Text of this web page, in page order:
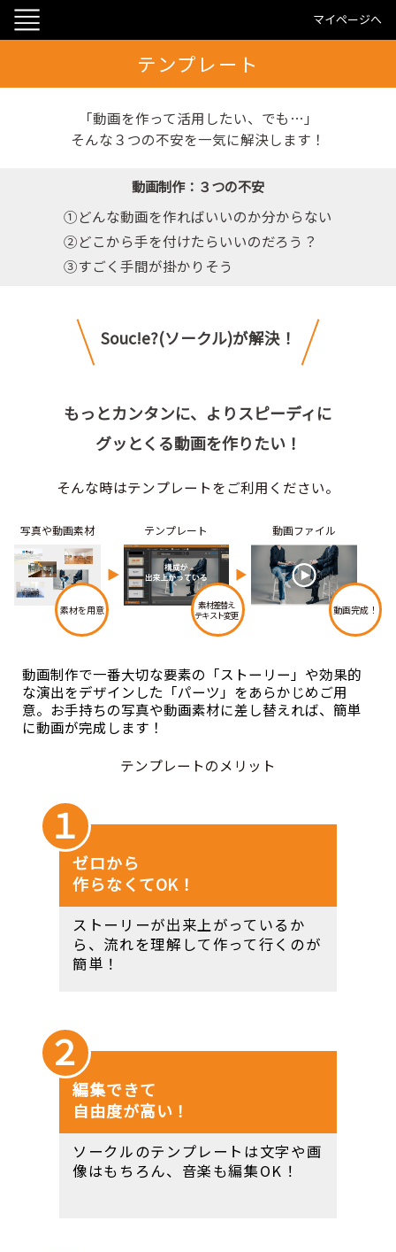
マイページへ
テンプレート
「動画を作って活用したい、でも…」
そんな３つの不安を一気に解決します！
動画制作：３つの不安
①どんな動画を作ればいいのか分からない
②どこから手を付けたらいいのだろう？
③すごく手間が掛かりそう
Souc!e?(ソークル)が解決！
もっとカンタンに、よりスピーディに
グッとくる動画を作りたい！
そんな時はテンプレートをご利用ください。
写真や動画素材
素材を用意
テンプレート
素材差替え
テキスト変更
動画ファイル
動画完成！
動画制作で一番大切な要素の「ストーリー」や効果的
な演出をデザインした「パーツ」をあらかじめご用
意。 お手持ちの写真や動画素材に差し替えれば、簡単
に動画が完成します！
テンプレートのメリット
１
ゼロから
作らなくてOK！
ストーリーが出来上がっているか
ら、流れを理解して作って行くのが
簡単！
２
編集できて
自由度が高い！
ソークルのテンプレートは文字や画
像はもちろん、音楽も編集OK！